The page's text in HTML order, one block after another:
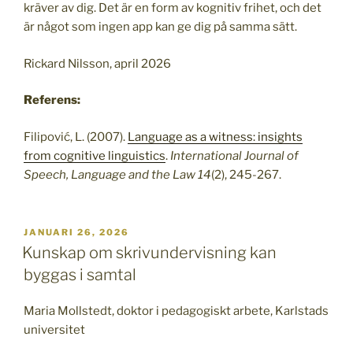
kräver av dig. Det är en form av kognitiv frihet, och det
är något som ingen app kan ge dig på samma sätt.
Rickard Nilsson, april 2026
Referens:
Filipović, L. (2007). Language as a witness: insights
from cognitive linguistics. International Journal of
Speech, Language and the Law 14(2), 245-267.
PUBLICERAT
JANUARI 26, 2026
Kunskap om skrivundervisning kan
byggas i samtal
Maria Mollstedt, doktor i pedagogiskt arbete, Karlstads
universitet